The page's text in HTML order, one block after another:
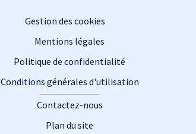
Gestion des cookies
Mentions légales
Politique de confidentialité
Conditions générales d'utilisation
Contactez-nous
Plan du site